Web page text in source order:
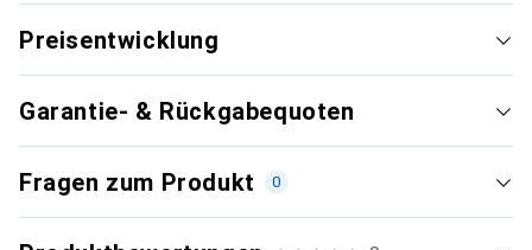
Preisentwicklung
Garantie- & Rückgabequoten
Fragen zum Produkt 0